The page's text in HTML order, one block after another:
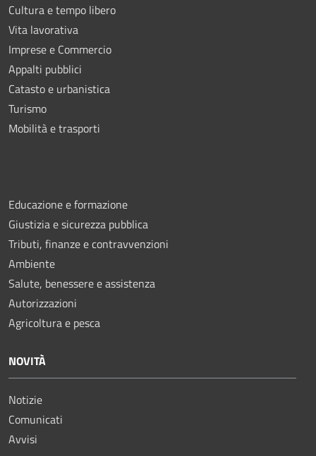
Cultura e tempo libero
Vita lavorativa
Imprese e Commercio
Appalti pubblici
Catasto e urbanistica
Turismo
Mobilità e trasporti
Educazione e formazione
Giustizia e sicurezza pubblica
Tributi, finanze e contravvenzioni
Ambiente
Salute, benessere e assistenza
Autorizzazioni
Agricoltura e pesca
NOVITÀ
Notizie
Comunicati
Avvisi